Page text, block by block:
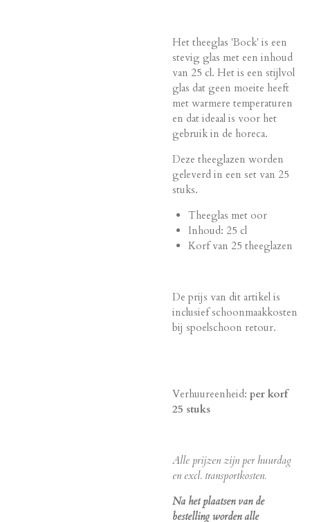
Het theeglas 'Bock' is een
stevig glas met een inhoud
van 25 cl. Het is een stijlvol
glas dat geen moeite heeft
met warmere temperaturen
en dat ideaal is voor het
gebruik in de horeca.
Deze theeglazen worden
geleverd in een set van 25
stuks.
Theeglas met oor
Inhoud: 25 cl
Korf van 25 theeglazen
De prijs van dit artikel is
inclusief schoonmaakkosten
bij spoelschoon retour.
Verhuureenheid: per korf
25 stuks
Alle prijzen zijn per huurdag
en excl. transportkosten.
Na het plaatsen van de
bestelling worden alle